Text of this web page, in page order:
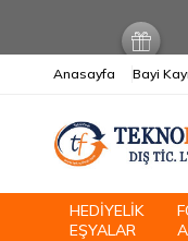
Anasayfa Bayi
HEDİYELİK
EŞYALAR